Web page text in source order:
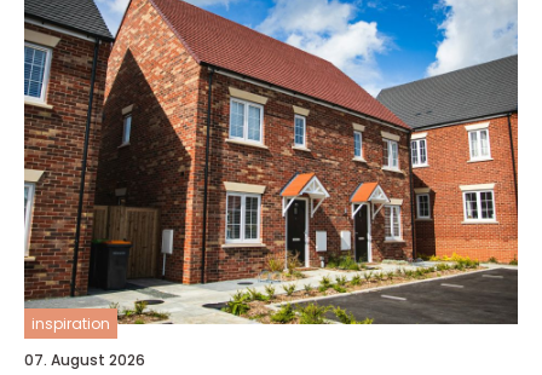
inspiration
07. August 2026